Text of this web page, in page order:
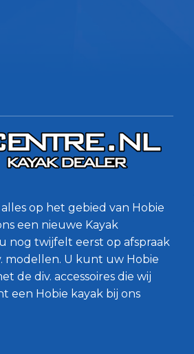
op het gebied van Hobie
een nieuwe Kayak
nog twijfelt eerst op afspraak
modellen. U kunt uw Hobie
de div. accessoires die wij
een Hobie kayak bij ons